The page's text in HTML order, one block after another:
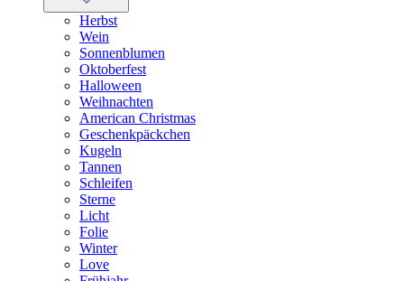
Herbst
Wein
Sonnenblumen
Oktoberfest
Halloween
Weihnachten
American Christmas
Geschenkpäckchen
Kugeln
Tannen
Schleifen
Sterne
Licht
Folie
Winter
Love